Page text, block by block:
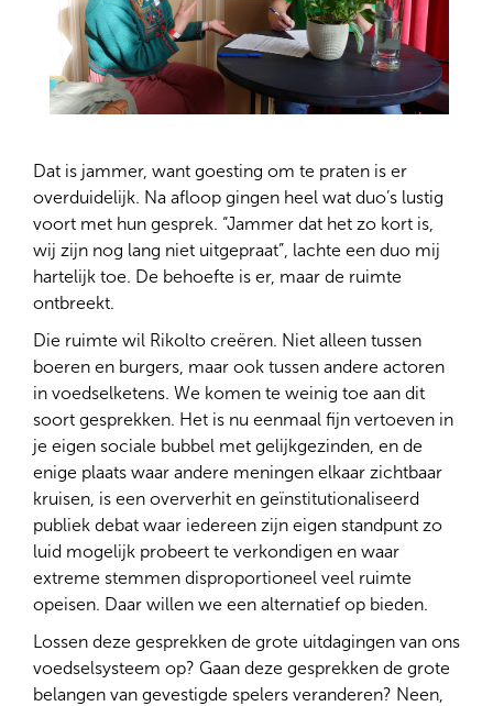
Dat is jammer, want goesting om te praten is er
overduidelijk. Na afloop gingen heel wat duo’s lustig
voort met hun gesprek. “Jammer dat het zo kort is,
wij zijn nog lang niet uitgepraat”, lachte een duo mij
hartelijk toe. De behoefte is er, maar de ruimte
ontbreekt.
Die ruimte wil Rikolto creëren. Niet alleen tussen
boeren en burgers, maar ook tussen andere actoren
in voedselketens. We komen te weinig toe aan dit
soort gesprekken. Het is nu eenmaal fijn vertoeven in
je eigen sociale bubbel met gelijkgezinden, en de
enige plaats waar andere meningen elkaar zichtbaar
kruisen, is een oververhit en geïnstitutionaliseerd
publiek debat waar iedereen zijn eigen standpunt zo
luid mogelijk probeert te verkondigen en waar
extreme stemmen disproportioneel veel ruimte
opeisen. Daar willen we een alternatief op bieden.
Lossen deze gesprekken de grote uitdagingen van ons
voedselsysteem op? Gaan deze gesprekken de grote
belangen van gevestigde spelers veranderen? Neen,